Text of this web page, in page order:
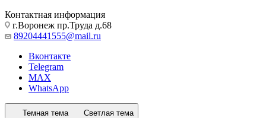
Контактная информация
г.Воронеж пр.Труда д.68
89204441555@mail.ru
Вконтакте
Telegram
MAX
WhatsApp
Темная тема Светлая тема